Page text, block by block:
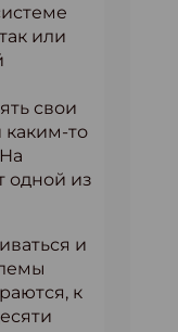
или
свои
каким-то
одной из
и
к